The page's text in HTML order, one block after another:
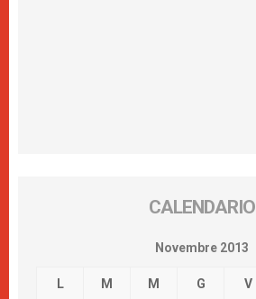
CALENDARIO
Novembre 2013
L M M G V